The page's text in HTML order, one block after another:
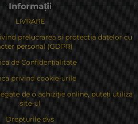
Informații
LIVRARE
prelucrarea si protectia datelor cu
personal (GDPR)
de Confidențialitate
privind cookie-urile
de o achiziție online, puteți utiliza
site-ul
Drepturile dvs